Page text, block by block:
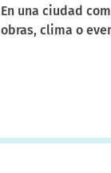
En una ciudad
obras, clima o